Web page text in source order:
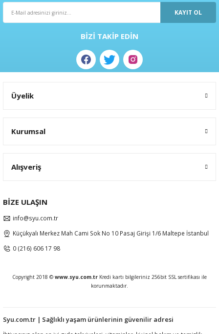
KAYIT OL
BİZİ TAKİP EDİN
Üyelik
Kurumsal
Alışveriş
BİZE ULAŞIN
info@syu.com.tr
Küçükyalı Merkez Mah Cami Sok No 10 Pasaj Girişi 1/6 Maltepe İstanbul
0 (216) 606 17 98
Copyright 2018 © www.syu.com.tr Kredi kartı bilgileriniz 256bit SSL sertifikası ile
korunmaktadır.
Syu.com.tr | Sağlıklı yaşam ürünlerinin güvenilir adresi